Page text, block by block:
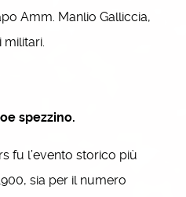
Amm. Manlio Galliccia,
spezzino.
fu l’evento storico più
sia per il numero